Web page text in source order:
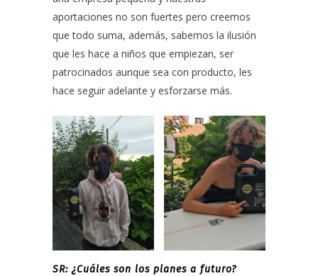
aportaciones no son fuertes pero creemos
que todo suma, además, sabemos la ilusión
que les hace a niños que empiezan, ser
patrocinados aunque sea con producto, les
hace seguir adelante y esforzarse más.
SR: ¿Cuáles son los planes a futuro?